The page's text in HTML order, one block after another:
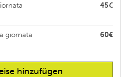
45€
60€
giornata
hinzufügen